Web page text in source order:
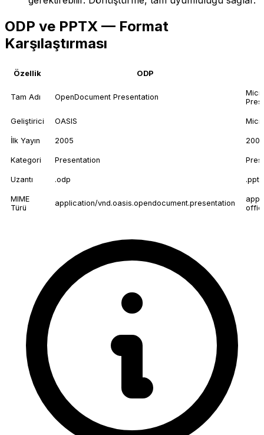
ODP ve PPTX — Format
Karşılaştırması
Özellik ODP
Tam Adı OpenDocument Presentation
Geliştirici OASIS
İlk Yayın 2005 2007
Kategori Presentation
Uzantı .odp .pptx
MIME
Türü
application/vnd.oasis.opendocument.presentation